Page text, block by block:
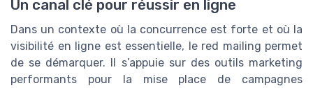
Un canal clé pour réussir en ligne
Dans un contexte où la concurrence est forte et où la
visibilité en ligne est essentielle, le red mailing permet
de se démarquer. Il s’appuie sur des outils marketing
performants pour la mise place de campagnes